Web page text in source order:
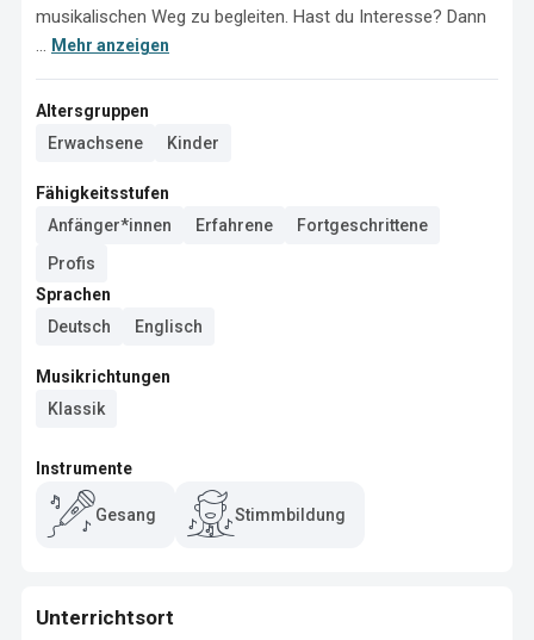
musikalischen Weg zu begleiten. Hast du Interesse? Dann
... Mehr anzeigen
Altersgruppen
Erwachsene
Kinder
Fähigkeitsstufen
Anfänger*innen
Erfahrene
Fortgeschrittene
Profis
Sprachen
Deutsch
Englisch
Musikrichtungen
Klassik
Instrumente
Gesang Stimmbildung
Unterrichtsort